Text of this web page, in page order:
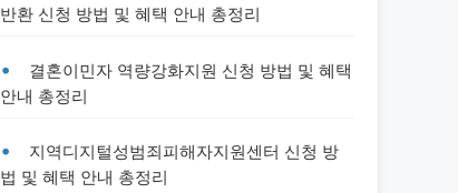
반환 신청 방법 및 혜택 안내 총정리
결혼이민자 역량강화지원 신청 방법 및 혜택
안내 총정리
지역디지털성범죄피해자지원센터 신청 방
법 및 혜택 안내 총정리